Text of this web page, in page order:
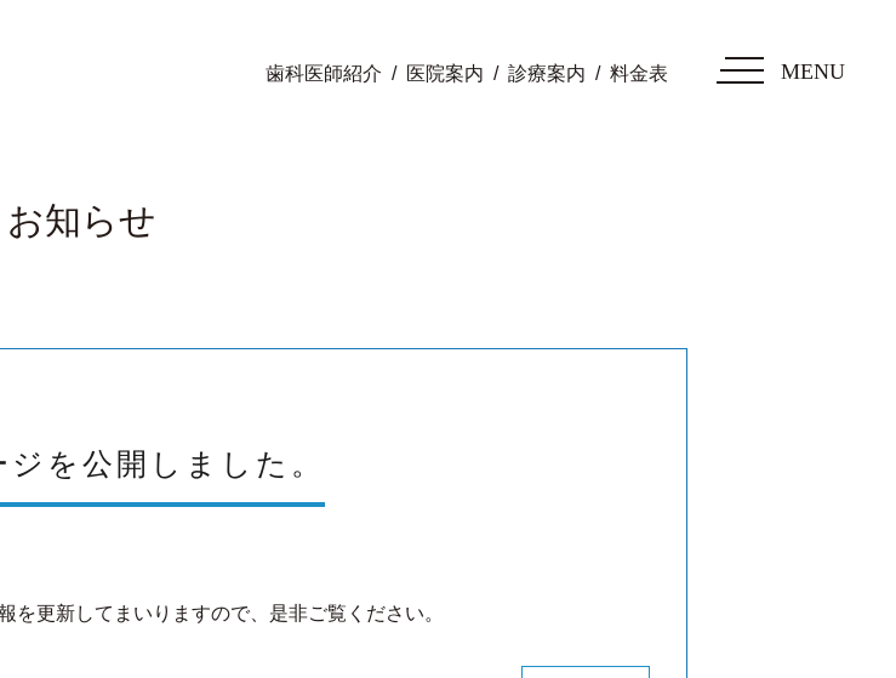
歯科医師紹介 医院案内 診療案内 料金表 MENU
お知らせ
を公開しました。
更新してまいりますので、是非ご覧ください。